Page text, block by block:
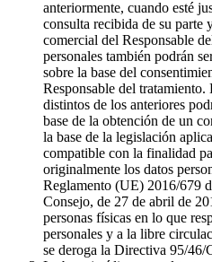
anteriormente, cuando esté
consulta recibida de su parte
comercial del Responsable
personales también podrán
sobre la base del
Responsable del
distintos de los anteriores
base de la obtención de un
la base de la legislación
compatible con la finalidad
originalmente los datos
Reglamento (UE) 2016/679
Consejo, de 27 de abril de
personas físicas en lo que
personales y a la libre
se deroga la Directiva 95/